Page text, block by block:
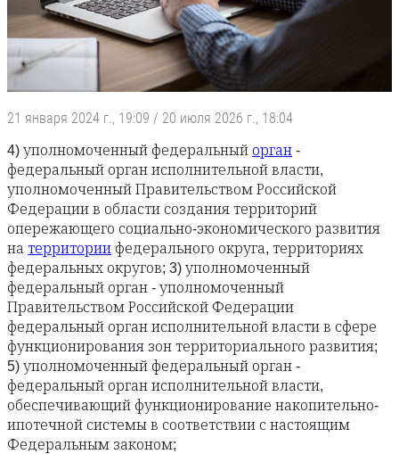
21 января 2024 г., 19:09 / 20 июля 2026 г., 18:04
4) уполномоченный федеральный орган -
федеральный орган исполнительной власти,
уполномоченный Правительством Российской
Федерации в области создания территорий
опережающего социально-экономического развития
на территории федерального округа, территориях
федеральных округов; 3) уполномоченный
федеральный орган - уполномоченный
Правительством Российской Федерации
федеральный орган исполнительной власти в сфере
функционирования зон территориального развития;
5) уполномоченный федеральный орган -
федеральный орган исполнительной власти,
обеспечивающий функционирование накопительно-
ипотечной системы в соответствии с настоящим
Федеральным законом;